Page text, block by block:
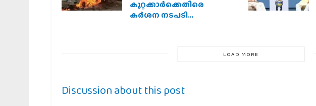
കുറ്റക്കാർക്കെതിരെ
കർശന നടപടി
LOAD MORE
Discussion about this post